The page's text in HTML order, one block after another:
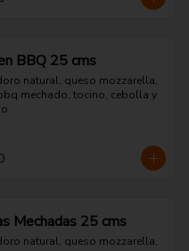
BBQ 25 cms
natural, queso mozzarella,
mechado, tocino, cebolla y
Mechadas 25 cms
natural, queso mozzarella,